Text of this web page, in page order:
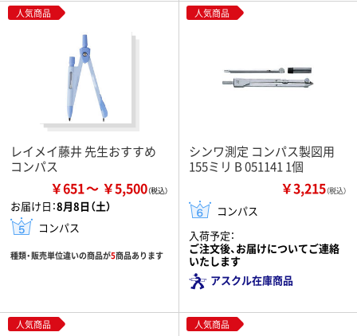
人気商品
レイメイ藤井 先生おすすめ
コンパス
￥651 ￥5,500
お届け日：8月8日（土）
コンパス
種類・販売単位違いの商品が5商品あります
人気商品
シンワ測定 コンパス製図用
155ミリ B 051141 1個
￥3,215（税込）
コンパス
入荷予定：
ご注文後、お届けについてご連絡
いたします
アスクル在庫商品
人気商品 人気商品